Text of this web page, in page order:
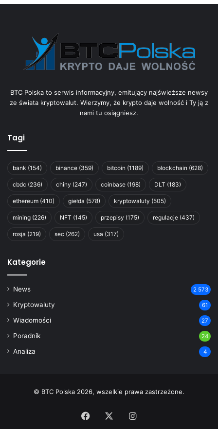
BTC Polska to serwis informacyjny, emitujący najświeższe newsy
ze świata kryptowalut. Wierzymy, że krypto daje wolność i Ty ją z
nami tu osiągniesz.
Tagi
bank (154) binance (359) bitcoin (1189) blockchain (628)
cbdc (236) chiny (247) coinbase (198) DLT (183)
ethereum (410) giełda (578) kryptowaluty (505)
mining (226) NFT (145) przepisy (175) regulacje (437)
rosja (219) sec (262) usa (317)
Kategorie
News 2 573
Kryptowaluty 61
Wiadomości 27
Poradnik 24
Analiza 4
© BTC Polska 2026, wszelkie prawa zastrzeżone.
Facebook Instagram